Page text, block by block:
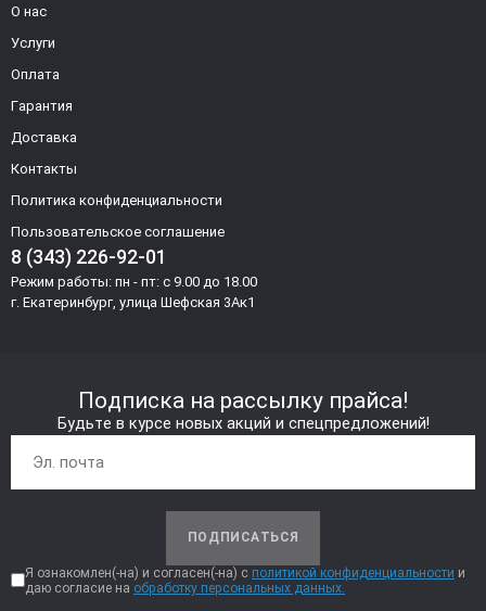
О нас
Услуги
Оплата
Гарантия
Доставка
Контакты
Политика конфиденциальности
Пользовательское соглашение
8 (343) 226-92-01
Режим работы: пн - пт: с 9.00 до 18.00
г. Екатеринбург, улица Шефская 3Ак1
Подписка на рассылку прайса!
Будьте в курсе новых акций и спецпредложений!
ПОДПИСАТЬСЯ
Я ознакомлен(-на) и согласен(-на) с политикой конфиденциальности и
даю согласие на обработку персональных данных.